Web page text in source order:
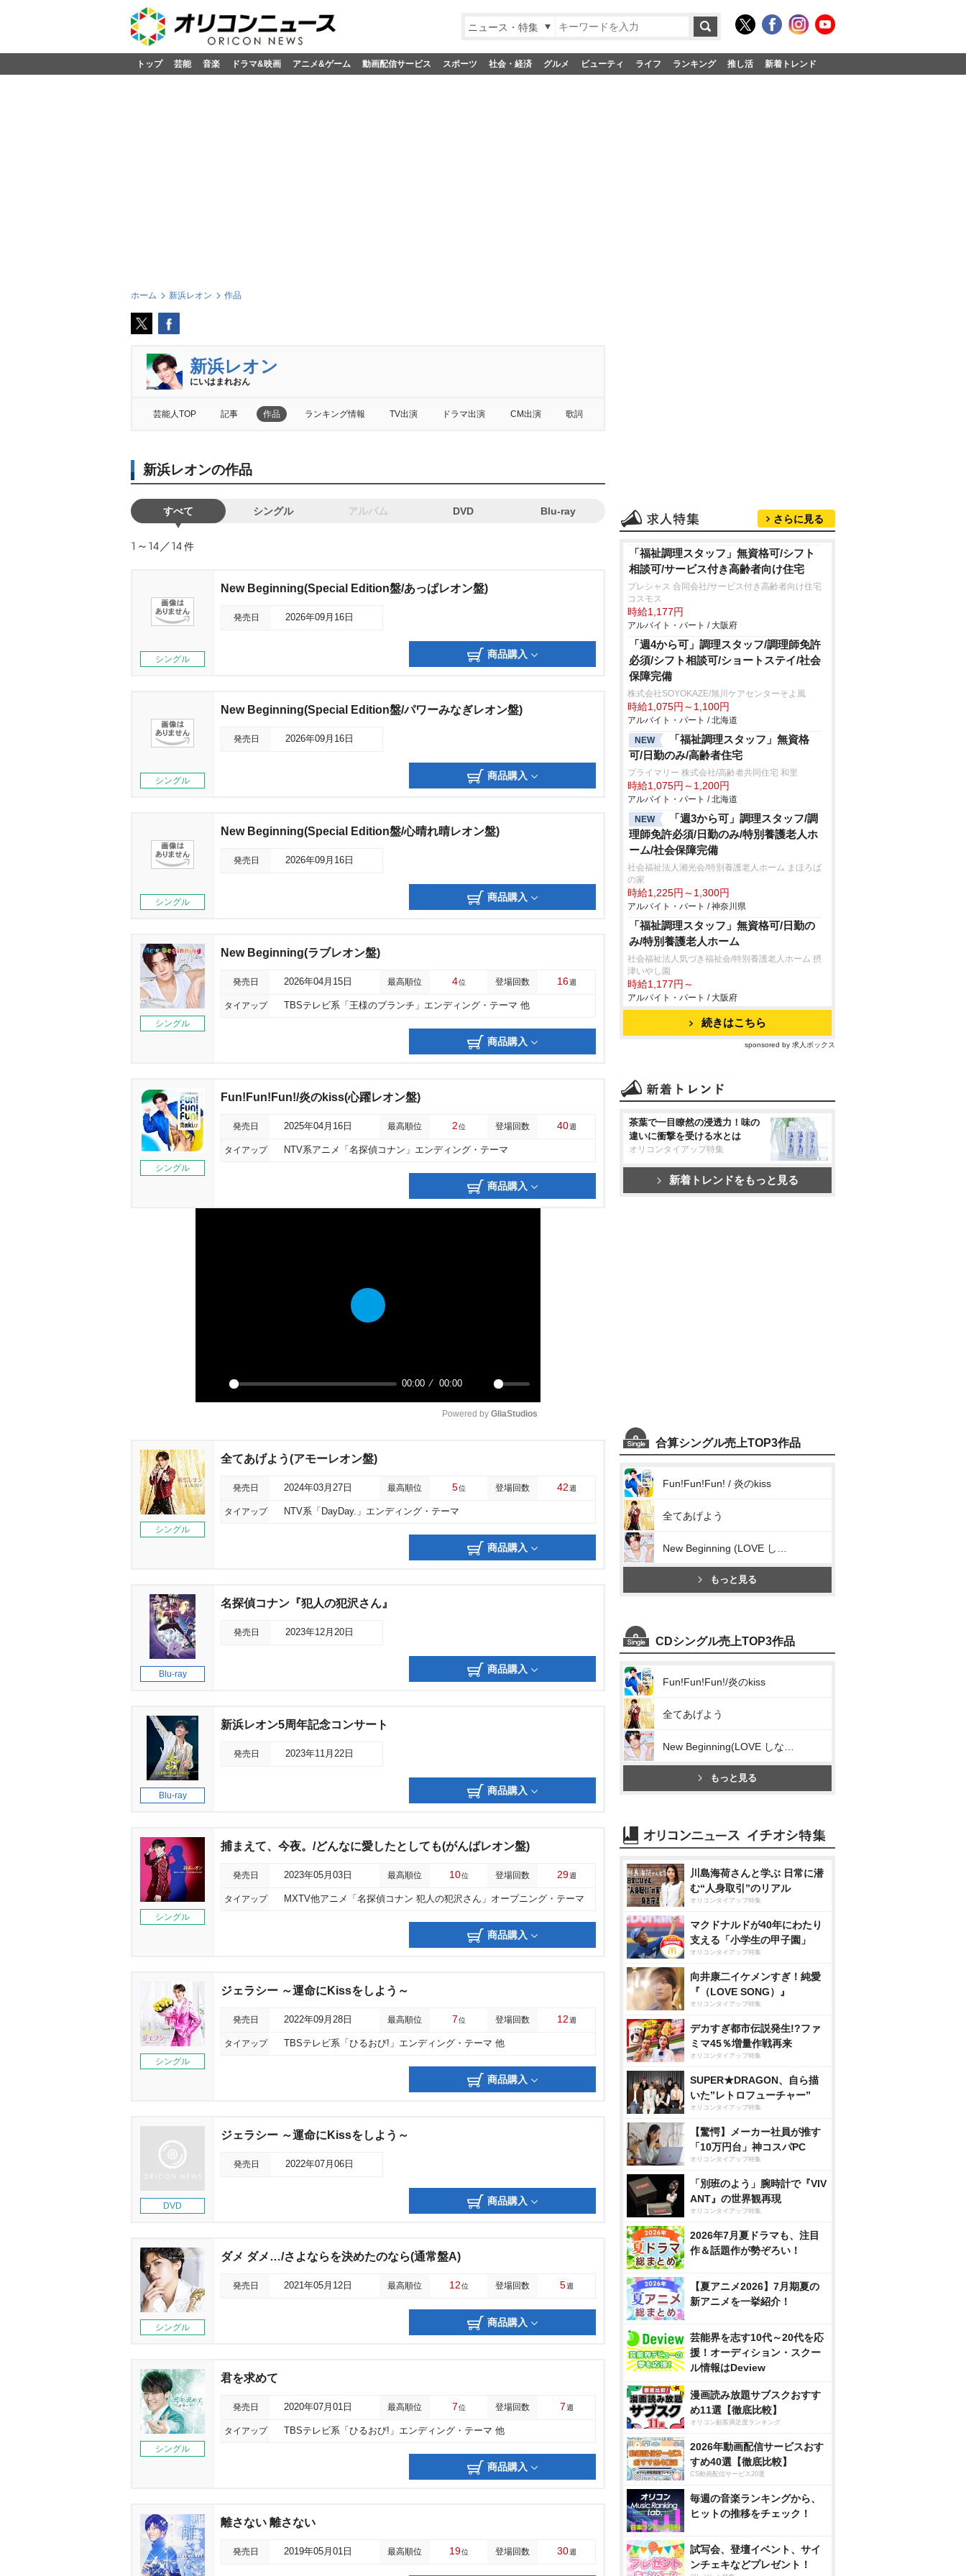
ニュース・特集
トップ 芸能 音楽 ドラマ&映画 アニメ&ゲーム 動画配信サービス スポーツ 社会・経済 グルメ ビューティ ライフ ランキング 推し活 新着トレンド
ホーム 新浜レオン 作品
新浜レオン
にいはまれおん
芸能人TOP 記事 作品 ランキング情報 TV出演 ドラマ出演 CM出演 歌詞
新浜レオンの作品
すべて シングル アルバム DVD Blu-ray
1～14／14件
シングル
New Beginning(Special Edition盤/あっぱレオン盤)
発売日 2026年09月16日
商品購入
シングル
New Beginning(Special Edition盤/パワーみなぎレオン盤)
発売日 2026年09月16日
商品購入
シングル
New Beginning(Special Edition盤/心晴れ晴レオン盤)
発売日 2026年09月16日
商品購入
シングル
New Beginning(ラブレオン盤)
発売日 2026年04月15日 最高順位 4位 登場回数 16週
タイアップ TBSテレビ系「王様のブランチ」エンディング・テーマ 他
商品購入
シングル
Fun!Fun!Fun!/炎のkiss(心躍レオン盤)
発売日 2025年04月16日 最高順位 2位 登場回数 40週
タイアップ NTV系アニメ「名探偵コナン」エンディング・テーマ
商品購入
P
00:00 00:00
M
u
P
y
Powered by GliaStudios
シングル
全てあげよう(アモーレオン盤)
発売日 2024年03月27日 最高順位 5位 登場回数 42週
タイアップ NTV系「DayDay.」エンディング・テーマ
商品購入
Blu-ray
名探偵コナン『犯人の犯沢さん』
発売日 2023年12月20日
商品購入
Blu-ray
新浜レオン5周年記念コンサート
発売日 2023年11月22日
商品購入
シングル
捕まえて、今夜。/どんなに愛したとしても(がんばレオン盤)
発売日 2023年05月03日 最高順位 10位 登場回数 29週
タイアップ MXTV他アニメ「名探偵コナン 犯人の犯沢さん」オープニング・テーマ
商品購入
シングル
ジェラシー ～運命にKissをしよう～
発売日 2022年09月28日 最高順位 7位 登場回数 12週
タイアップ TBSテレビ系「ひるおび!」エンディング・テーマ 他
商品購入
DVD
ジェラシー ～運命にKissをしよう～
発売日 2022年07月06日
商品購入
シングル
ダメ ダメ…/さよならを決めたのなら(通常盤A)
発売日 2021年05月12日 最高順位 12位 登場回数 5週
商品購入
シングル
君を求めて
発売日 2020年07月01日 最高順位 7位 登場回数 7週
タイアップ TBSテレビ系「ひるおび!」エンディング・テーマ 他
商品購入
離さない 離さない
発売日 2019年05月01日 最高順位 19位 登場回数 30週
さらに見る
「福祉調理スタッフ」無資格可/シフト
相談可/サービス付き高齢者向け住宅
プレシャス 合同会社/サービス付き高齢者向け住宅
コスモス
時給1,177円
アルバイト・パート / 大阪府
「週4から可」調理スタッフ/調理師免許
必須/シフト相談可/ショートステイ/社会
保障完備
株式会社SOYOKAZE/旭川ケアセンターそよ風
時給1,075円～1,100円
アルバイト・パート / 北海道
NEW
「福祉調理スタッフ」無資格
可/日勤のみ/高齢者住宅
プライマリー 株式会社/高齢者共同住宅 和里
時給1,075円～1,200円
アルバイト・パート / 北海道
NEW
「週3から可」調理スタッフ/調
理師免許必須/日勤のみ/特別養護老人ホ
ーム/社会保障完備
社会福祉法人湘光会/特別養護老人ホーム まほろば
の家
時給1,225円～1,300円
アルバイト・パート / 神奈川県
「福祉調理スタッフ」無資格可/日勤の
み/特別養護老人ホーム
社会福祉法人気づき福祉会/特別養護老人ホーム 摂
津いやし園
時給1,177円～
アルバイト・パート / 大阪府
続きはこちら
sponsored by 求人ボックス
茶葉で一目瞭然の浸透力！味の
違いに衝撃を受ける水とは
オリコンタイアップ特集
新着トレンドをもっと見る
合算シングル売上TOP3作品
Fun!Fun!Fun! / 炎のkiss
全てあげよう
もっと見る
CDシングル売上TOP3作品
Fun!Fun!Fun!/炎のkiss
全てあげよう
もっと見る
川島海荷さんと学ぶ 日常に潜
む“人身取引”のリアル
オリコンタイアップ特集
マクドナルドが40年にわたり
支える「小学生の甲子園」
オリコンタイアップ特集
向井康二イケメンすぎ！純愛
『（LOVE SONG）』
オリコンタイアップ特集
デカすぎ都市伝説発生!?ファ
ミマ45％増量作戦再来
オリコンタイアップ特集
SUPER★DRAGON、自ら描
いた”レトロフューチャー”
オリコンタイアップ特集
【驚愕】メーカー社員が推す
「10万円台」神コスパPC
オリコンタイアップ特集
「別班のよう」腕時計で『VIV
ANT』の世界観再現
オリコンタイアップ特集
2026年7月夏ドラマも、注目
作＆話題作が勢ぞろい！
【夏アニメ2026】7月期夏の
新アニメを一挙紹介！
芸能界を志す10代～20代を応
援！オーディション・スクー
ル情報はDeview
漫画読み放題サブスクおすす
め11選【徹底比較】
オリコン顧客満足度ランキング
2026年動画配信サービスおす
すめ40選【徹底比較】
CS動画配信サービス20選
毎週の音楽ランキングから、
ヒットの推移をチェック！
試写会、登壇イベント、サイ
ンチェキなどプレゼント！